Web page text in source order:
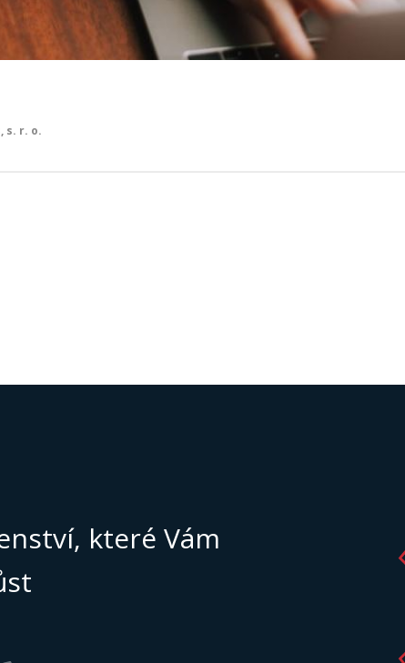
s. r. o.
které Vám